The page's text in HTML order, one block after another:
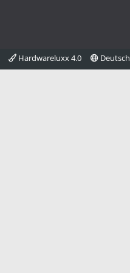
Hardwareluxx 4.0 Deutsch